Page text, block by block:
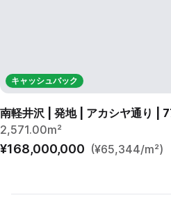
キャッシュバック
南軽井沢 | 発地 | アカシヤ通り |
2,571.00m²
¥168,000,000 (¥65,344/m²)